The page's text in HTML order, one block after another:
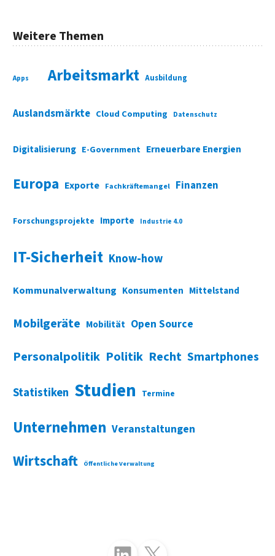
Weitere Themen
Apps Arbeitsmarkt Ausbildung
Auslandsmärkte Cloud Computing Datenschutz
Digitalisierung E-Government Erneuerbare Energien
Europa Exporte Fachkräftemangel Finanzen
Forschungsprojekte Importe Industrie 4.0
IT-Sicherheit Know-how
Kommunalverwaltung Konsumenten Mittelstand
Mobilgeräte Mobilität Open Source
Personalpolitik Politik Recht Smartphones
Statistiken Studien Termine
Unternehmen Veranstaltungen
Wirtschaft Öffentliche Verwaltung